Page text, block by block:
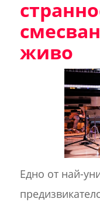
живо
Едно от най-